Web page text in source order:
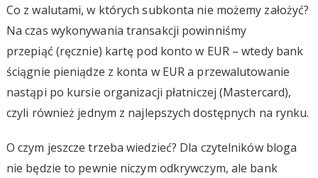
Co z walutami, w których subkonta nie możemy założyć?
Na czas wykonywania transakcji powinniśmy
przepiąć (ręcznie) kartę pod konto w EUR – wtedy bank
ściągnie pieniądze z konta w EUR a przewalutowanie
nastąpi po kursie organizacji płatniczej (Mastercard),
czyli również jednym z najlepszych dostępnych na rynku.
O czym jeszcze trzeba wiedzieć? Dla czytelników bloga
nie będzie to pewnie niczym odkrywczym, ale bank